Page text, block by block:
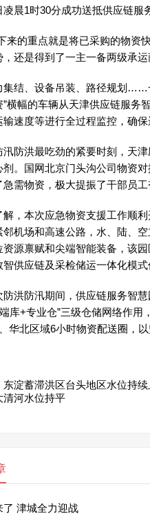
晨1时30分成功送抵供应链服
的重点就是将已采购的物资快
，还是得到了一主一备两级承运
、设备吊装、路径规划……一
”横幅的车辆从天津供应链服务
速度等进行全过程监控，确保
洪最吃劲的紧要时刻，天津
剂。国网北京门头沟公司物资
急需物资，极大提振了干部员工
本次应急物资支援工作顺利
邻机场和高速公路，水、陆、
资源禀赋和尖端智能装备，该
供应链及采检储运一体化模式
防汛期间，供应链服务智慧
库+专业仓”三级仓储网络作
华北区域6小时物资配送圈，
东淀蓄滞洪区台头地区水位持
清河水位持平
了 津城全力迎战